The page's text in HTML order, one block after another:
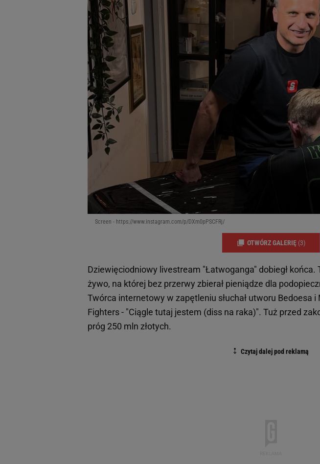
Screen - https://www.instagram.com/p/DXm0pPSCFRj/
OTWÓRZ GALERIĘ (3)
Dziewięciodniowy livestream "Łatwoganga" dobiegł końca.
żywo, na której bez przerwy zbierał pieniądze dla
Twórca internetowy w zapętleniu słuchał utworu Bedoesa
Fighters - "Ciągle tutaj jestem (diss na raka)". Tuż przed
próg 250 mln złotych.